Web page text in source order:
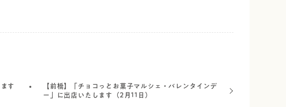
す
【前橋】「チョコっとお菓子マルシェ・バレンタインデ
ー」に出店いたします（2月11日）